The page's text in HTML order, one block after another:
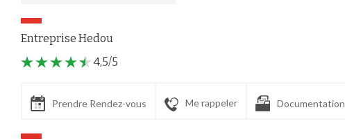
Entreprise Hedou
4,5/5
Prendre Rendez-vous Me rappeler Documentation